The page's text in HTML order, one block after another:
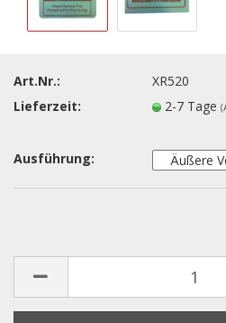
Art.Nr.:
XR520
Lieferzeit:
2-7 Tage
Ausführung: